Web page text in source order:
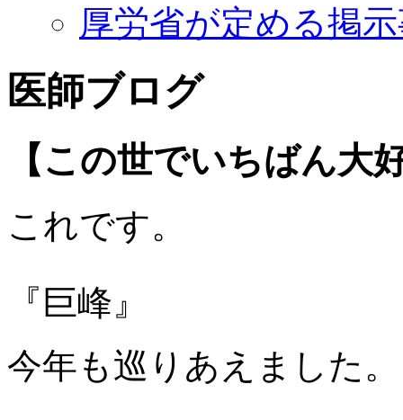
厚労省が定める掲
医師ブログ
【この世でいちばん大
これです。
『巨峰』
今年も巡りあえました。